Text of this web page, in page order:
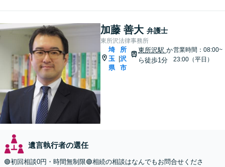
加藤 善大 弁護士
東所沢法律事務所
埼
玉
県
所
沢
市
東所沢駅 か
ら徒歩1分
営業時間：08:00~
23:00（平日）
遺言執行者の選任
🟢初回相談0円・時間無制限🟢相続の相談はなんでもお問合せくださ